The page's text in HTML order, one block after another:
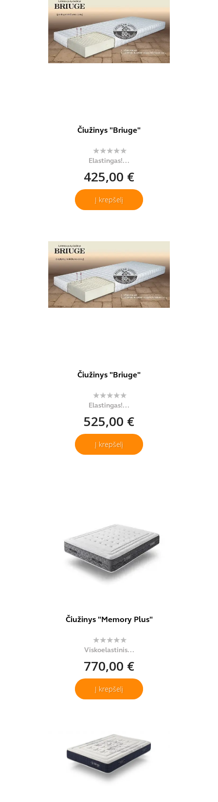
Čiužinys "Briuge"
Elastingas!...
425,00 €
Į krepšelį
Čiužinys "Briuge"
Elastingas!...
525,00 €
Į krepšelį
Čiužinys "Memory Plus"
Viskoelastinis...
770,00 €
Į krepšelį